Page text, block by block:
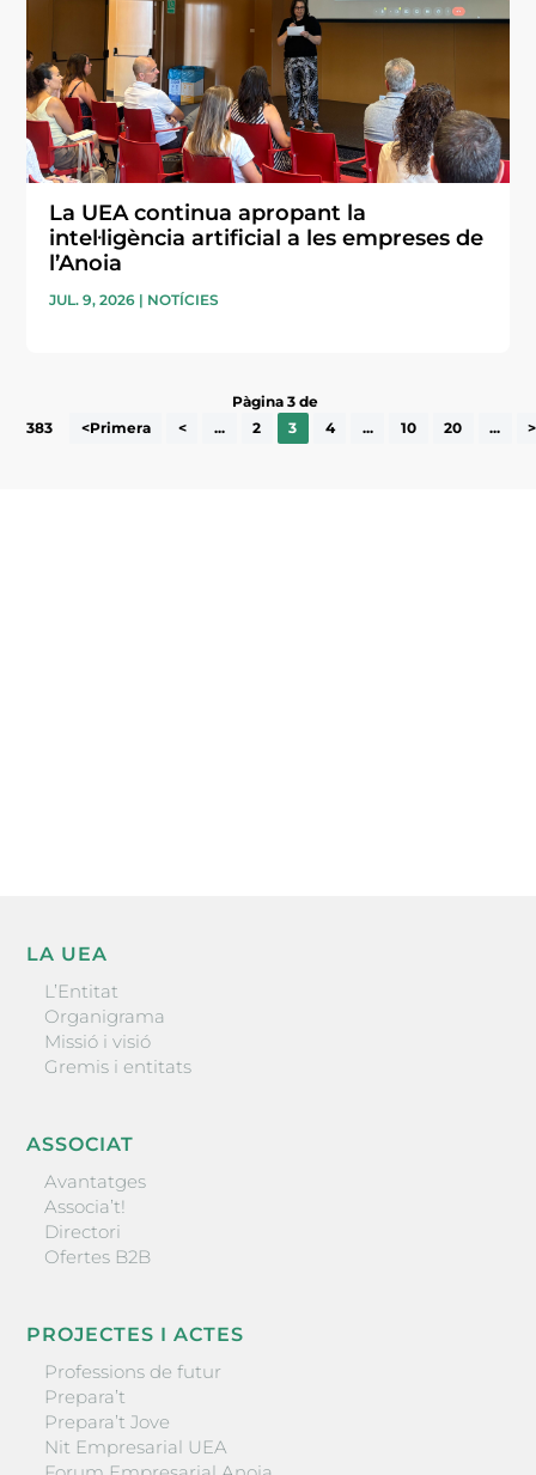
La UEA continua apropant la
intel·ligència artificial a les empreses de
l’Anoia
JUL. 9, 2026 | NOTÍCIES
Pàgina 3 de
383
<Primera < ... 2 3 4 ... 10 20 ... >
LA UEA
L’Entitat
Organigrama
Missió i visió
Gremis i entitats
ASSOCIAT
Avantatges
Associa’t!
Directori
Ofertes B2B
PROJECTES I ACTES
Professions de futur
Prepara’t
Prepara’t Jove
Nit Empresarial UEA